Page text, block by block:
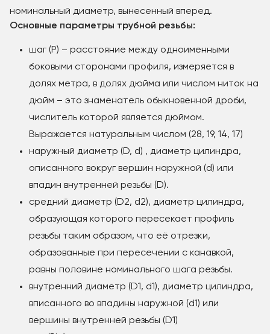
номинальный диаметр, вынесенный вперед.
Основные параметры трубной резьбы:
шаг (Р) – расстояние между одноименными
боковыми сторонами профиля, измеряется в
долях метра, в долях дюйма или числом ниток на
дюйм – это знаменатель обыкновенной дроби,
числитель которой является дюймом.
Выражается натуральным числом (28, 19, 14, 17)
наружный диаметр (D, d) , диаметр цилиндра,
описанного вокруг вершин наружной (d) или
впадин внутренней резьбы (D).
средний диаметр (D2, d2), диаметр цилиндра,
образующая которого пересекает профиль
резьбы таким образом, что её отрезки,
образованные при пересечении с канавкой,
равны половине номинального шага резьбы.
внутренний диаметр (D1, d1), диаметр цилиндра,
вписанного во впадины наружной (d1) или
вершины внутренней резьбы (D1)